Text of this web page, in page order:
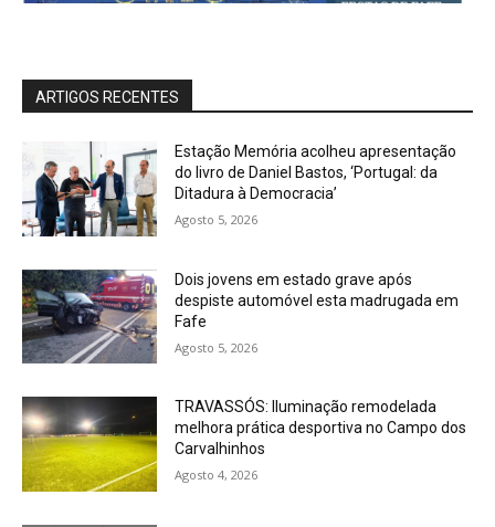
ARTIGOS RECENTES
Estação Memória acolheu apresentação
do livro de Daniel Bastos, ‘Portugal: da
Ditadura à Democracia’
Agosto 5, 2026
Dois jovens em estado grave após
despiste automóvel esta madrugada em
Fafe
Agosto 5, 2026
TRAVASSÓS: Iluminação remodelada
melhora prática desportiva no Campo dos
Carvalhinhos
Agosto 4, 2026